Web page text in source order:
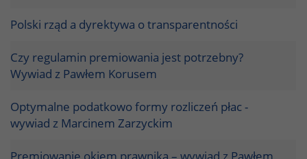
Polski rząd a dyrektywa o transparentności
Czy regulamin premiowania jest potrzebny?
Wywiad z Pawłem Korusem
Optymalne podatkowo formy rozliczeń płac -
wywiad z Marcinem Zarzyckim
Premiowanie okiem prawnika – wywiad z Pawłem